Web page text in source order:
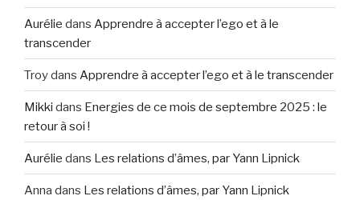
Aurélie dans Apprendre à accepter l’ego et à le
transcender
Troydans Apprendre à accepter l’ego et à le transcender
Mikki dans Energies de ce mois de septembre 2025 : le
retour à soi !
Aurélie dans Les relations d’âmes, par Yann Lipnick
Anna dans Les relations d’âmes, par Yann Lipnick